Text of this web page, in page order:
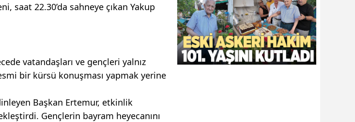
22.30’da sahneye çıkan Yakup
vatandaşları ve gençleri yalnız
bir kürsü konuşması yapmak yerine
Başkan Ertemur, etkinlik
Gençlerin bayram heyecanını